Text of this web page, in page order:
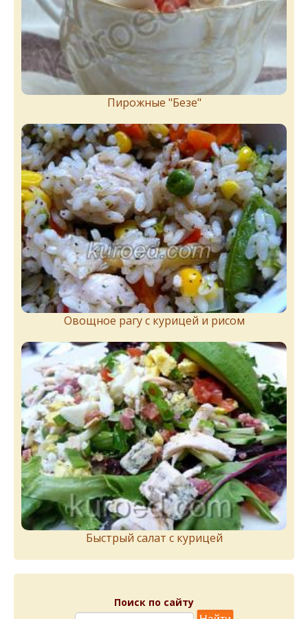
Пирожныe "Бeзe"
Овощное рагу с курицей и рисом
Быстрый салат с курицей
Поиск по сайту